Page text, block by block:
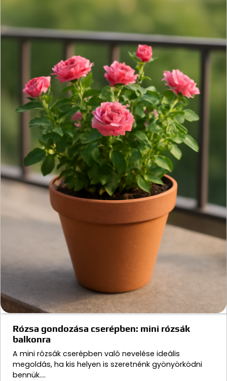
Rózsa gondozása cserépben: mini rózsák
balkonra
A mini rózsák cserépben való nevelése ideális
megoldás, ha kis helyen is szeretnénk gyönyörködni
bennük.…